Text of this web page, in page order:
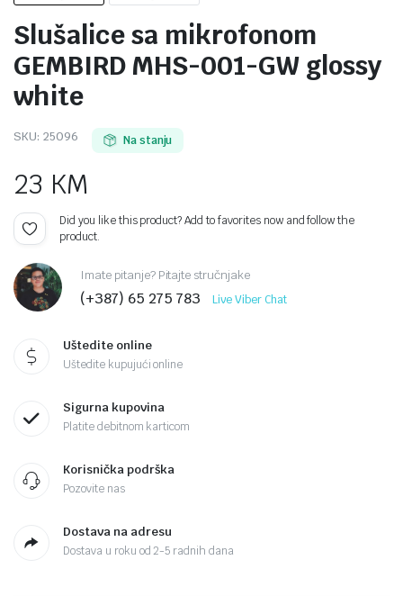
Slušalice sa mikrofonom
GEMBIRD MHS-001-GW glossy
white
SKU: 25096 Na stanju
23 KM
Did you like this product? Add to favorites now and follow the
product.
Imate pitanje? Pitajte stručnjake
(+387) 65 275 783 Live Viber Chat
Uštedite online
Uštedite kupujući online
Sigurna kupovina
Platite debitnom karticom
Korisnička podrška
Pozovite nas
Dostava na adresu
Dostava u roku od 2-5 radnih dana